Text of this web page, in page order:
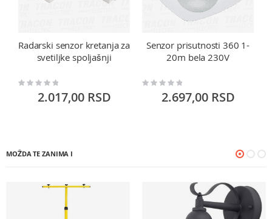
Radarski senzor kretanja za
svetiljke spoljašnji
Rating:
2.017,00 RSD
Senzor prisutnosti 360 1-
20m bela 230V
Rating:
2.697,00 RSD
MOŽDA TE ZANIMA I